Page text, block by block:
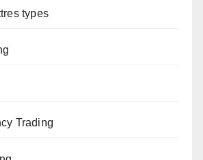
types
Trading